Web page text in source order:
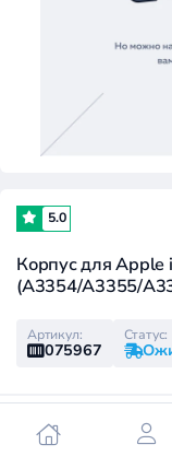
5.0
Корпус для Apple
(A3354/A3355/
Артикул:
075967
Статус:
Под